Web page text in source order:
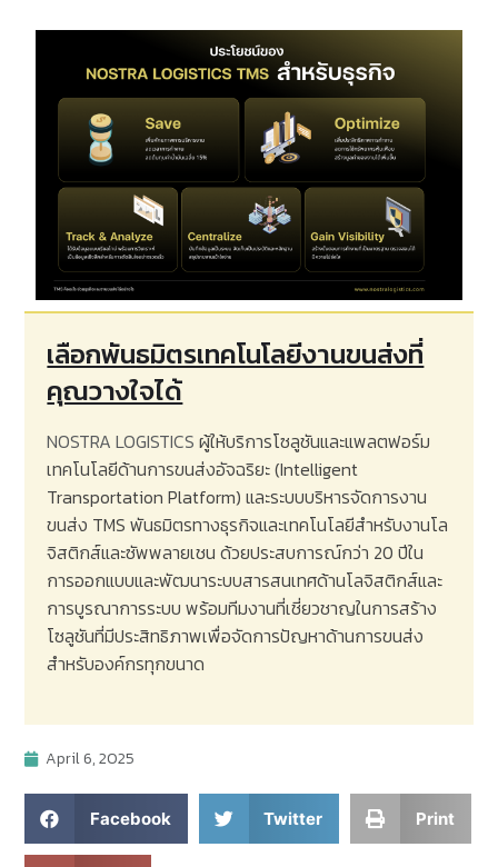
เลือกพันธมิตรเทคโนโลยีงานขนส่งที่
คุณวางใจได้
NOSTRA LOGISTICS ผู้ให้บริการโซลูชันและแพลตฟอร์ม
เทคโนโลยีด้านการขนส่งอัจฉริยะ(Intelligent
Transportation Platform)และระบบบริหารจัดการงาน
ขนส่ง TMSพันธมิตรทางธุรกิจและเทคโนโลยีสำหรับงานโล
จิสติกส์และซัพพลายเชน ด้วยประสบการณ์กว่า 20ปีใน
การออกแบบและพัฒนาระบบสารสนเทศด้านโลจิสติกส์และ
การบูรณาการระบบ พร้อมทีมงานที่เชี่ยวชาญในการสร้าง
โซลูชันที่มีประสิทธิภาพเพื่อจัดการปัญหาด้านการขนส่ง
สำหรับองค์กรทุกขนาด
April 6, 2025
Facebook Twitter Print